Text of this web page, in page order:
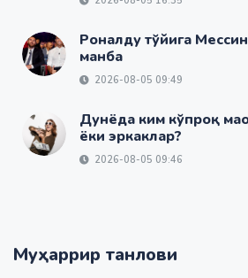
Роналду тўйига
манба
2026-08-05 09:49
Дунёда ким кўпроқ
ёки эркаклар?
2026-08-05 09:46
Муҳаррир танлови